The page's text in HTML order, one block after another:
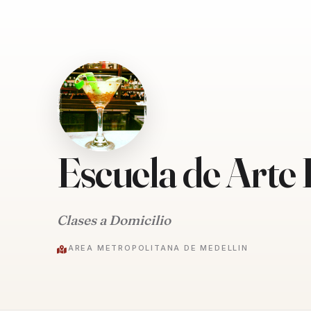
Escuela de
Clases a Domicilio
AREA METROPOLITANA DE MEDELLIN